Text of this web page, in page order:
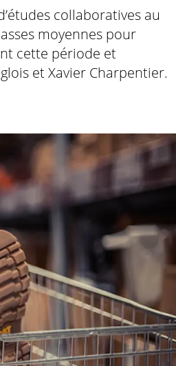
collaboratives au
moyennes pour
cette période et
et Xavier Charpentier.